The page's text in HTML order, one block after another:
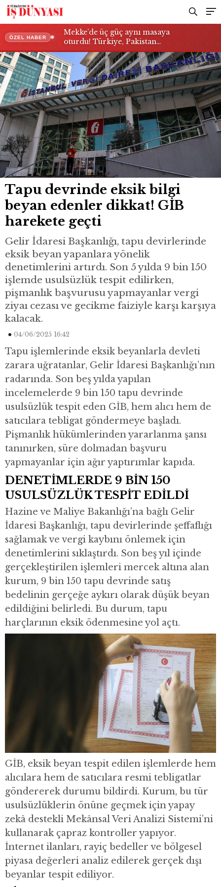
ÖZEL HABER
Mekke’de üç güç aynı masaya
oturdu! Türkiye, Pakistan…
Tapu devrinde eksik bilgi
beyan edenler dikkat! GİB
harekete geçti
Gelir İdaresi Başkanlığı, tapu devirlerinde
eksik beyan yapanlara yönelik
denetimlerini artırdı. Son 5 yılda 9 bin 150
işlemde usulsüzlük tespit edilirken,
pişmanlık başvurusu yapmayanlar vergi
ziyaı cezası ve gecikme faiziyle karşı karşıya
kalacak.
04/06/2025 16:42
Tapu işlemlerinde eksik beyanlarla devleti
zarara uğratanlar, Gelir İdaresi Başkanlığı’nın
radarında. Son beş yılda yapılan
incelemelerde 9 bin 150 tapu devrinde
usulsüzlük tespit eden GİB, hem alıcı hem de
satıcılara tebligat göndermeye başladı.
Pişmanlık hükümlerinden yararlanma şansı
tanınırken, süre dolmadan başvuru
yapmayanlar için ağır yaptırımlar kapıda.
DENETİMLERDE 9 BİN 150
USULSÜZLÜK TESPİT EDİLDİ
Hazine ve Maliye Bakanlığı’na bağlı Gelir
İdaresi Başkanlığı, tapu devirlerinde şeffaflığı
sağlamak ve vergi kaybını önlemek için
denetimlerini sıklaştırdı. Son beş yıl içinde
gerçekleştirilen işlemleri mercek altına alan
kurum, 9 bin 150 tapu devrinde satış
bedelinin gerçeğe aykırı olarak düşük beyan
edildiğini belirledi. Bu durum, tapu
harçlarının eksik ödenmesine yol açtı.
GİB, eksik beyan tespit edilen işlemlerde hem
alıcılara hem de satıcılara resmi tebligatlar
göndererek durumu bildirdi. Kurum, bu tür
usulsüzlüklerin önüne geçmek için yapay
zekâ destekli Mekânsal Veri Analizi Sistemi’ni
kullanarak çapraz kontroller yapıyor.
İnternet ilanları, rayiç bedeller ve bölgesel
piyasa değerleri analiz edilerek gerçek dışı
beyanlar tespit ediliyor.